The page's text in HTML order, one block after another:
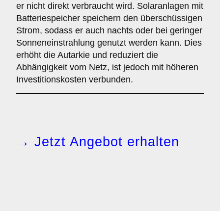
er nicht direkt verbraucht wird. Solaranlagen mit
Batteriespeicher speichern den überschüssigen
Strom, sodass er auch nachts oder bei geringer
Sonneneinstrahlung genutzt werden kann. Dies
erhöht die Autarkie und reduziert die
Abhängigkeit vom Netz, ist jedoch mit höheren
Investitionskosten verbunden.
→ Jetzt Angebot erhalten